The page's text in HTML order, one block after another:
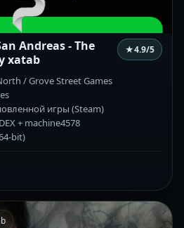
Andreas - The
xatab
★4.9/5
/ Grove Street Games
игры (Steam)
+ machine4578
bit)